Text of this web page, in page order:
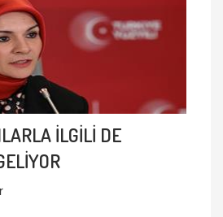
İLGİLİ DE